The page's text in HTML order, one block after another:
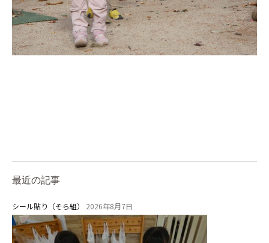
最近の記事
シール貼り（そら組） 2026年8月7日